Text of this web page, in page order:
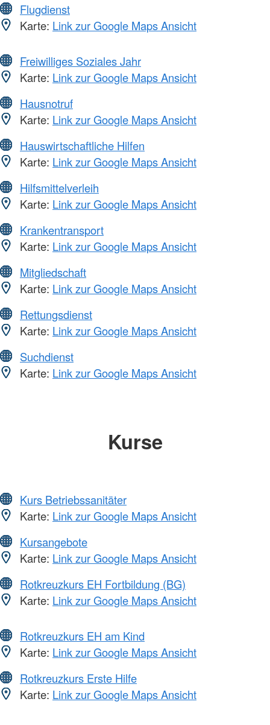
Flugdienst
Karte: Link zur Google Maps Ansicht
Freiwilliges Soziales Jahr
Karte: Link zur Google Maps Ansicht
Hausnotruf
Karte: Link zur Google Maps Ansicht
Hauswirtschaftliche Hilfen
Karte: Link zur Google Maps Ansicht
Hilfsmittelverleih
Karte: Link zur Google Maps Ansicht
Krankentransport
Karte: Link zur Google Maps Ansicht
Mitgliedschaft
Karte: Link zur Google Maps Ansicht
Rettungsdienst
Karte: Link zur Google Maps Ansicht
Suchdienst
Karte: Link zur Google Maps Ansicht
Kurse
Kurs Betriebssanitäter
Karte: Link zur Google Maps Ansicht
Kursangebote
Karte: Link zur Google Maps Ansicht
Rotkreuzkurs EH Fortbildung (BG)
Karte: Link zur Google Maps Ansicht
Rotkreuzkurs EH am Kind
Karte: Link zur Google Maps Ansicht
Rotkreuzkurs Erste Hilfe
Karte: Link zur Google Maps Ansicht